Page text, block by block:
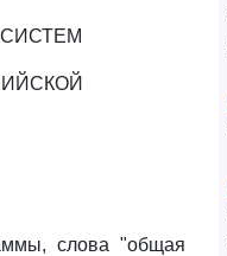
слова "общая